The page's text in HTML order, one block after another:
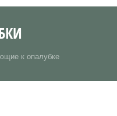
к опалубке